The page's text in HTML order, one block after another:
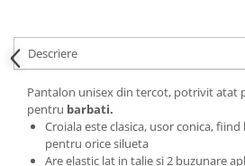
Descriere
Pantalon unisex din tercot, potrivit atat
pentru barbati.
Croiala este clasica, usor conica,
pentru orice silueta
Are elastic lat in talie si 2 buzunare